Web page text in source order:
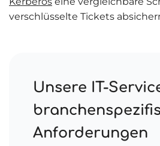
verschlüsselte Tickets
Unsere IT-
Anforderungen